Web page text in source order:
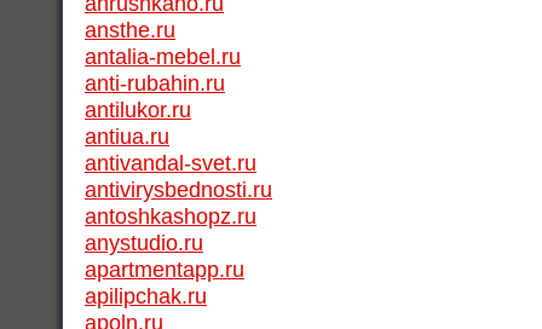
ansthe.ru
antalia-mebel.ru
anti-rubahin.ru
antilukor.ru
antiua.ru
antivandal-svet.ru
antivirysbednosti.ru
antoshkashopz.ru
anystudio.ru
apartmentapp.ru
apilipchak.ru
apoln.ru